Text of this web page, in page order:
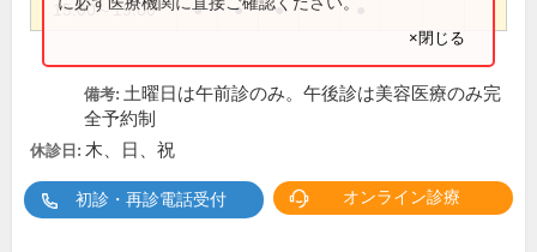
15:00～19:00 ● ● ●
×閉じる
備考: 土曜日は午前診のみ。午後診は美容医療のみ完
全予約制
休診日: 木、日、祝
初診・再診電話受付 オンライン診療